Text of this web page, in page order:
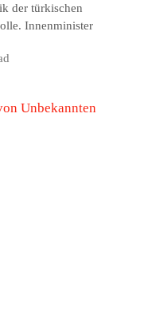
der türkischen
Innenminister